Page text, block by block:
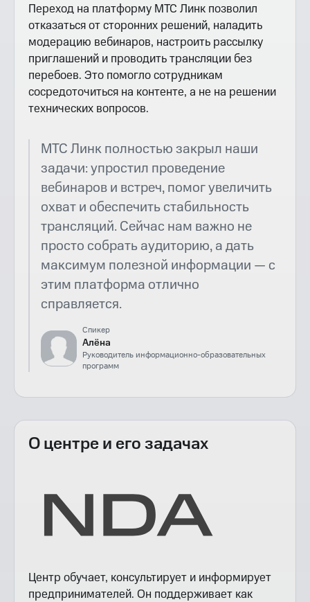
Переход на платформу МТС Линк позволил
отказаться от сторонних решений, наладить
модерацию вебинаров, настроить рассылку
приглашений и проводить трансляции без
перебоев. Это помогло сотрудникам
сосредоточиться на контенте, а не на решении
технических вопросов.
МТС Линк полностью закрыл наши
задачи: упростил проведение
вебинаров и встреч, помог увеличить
охват и обеспечить стабильность
трансляций. Сейчас нам важно не
просто собрать аудиторию, а дать
максимум полезной информации — с
этим платформа отлично
справляется.
Спикер
Алёна
Руководитель информационно-образовательных
программ
О центре и его задачах
Центр обучает, консультирует и информирует
предпринимателей. Он поддерживает как